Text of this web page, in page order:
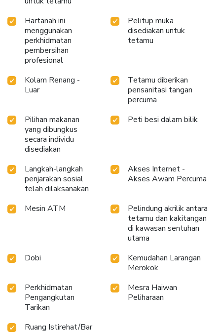
Hartanah ini
menggunakan
perkhidmatan
pembersihan
profesional
Pelitup muka
disediakan untuk
tetamu
Kolam Renang -
Luar
Tetamu diberikan
pensanitasi tangan
percuma
Pilihan makanan
yang dibungkus
secara individu
disediakan
Peti besi dalam bilik
Langkah-langkah
penjarakan sosial
telah dilaksanakan
Akses Internet -
Akses Awam Percuma
Mesin ATM
Pelindung akrilik antara
tetamu dan kakitangan
di kawasan sentuhan
utama
Dobi
Kemudahan Larangan
Merokok
Perkhidmatan
Pengangkutan
Tarikan
Mesra Haiwan
Peliharaan
Ruang Istirehat/Bar